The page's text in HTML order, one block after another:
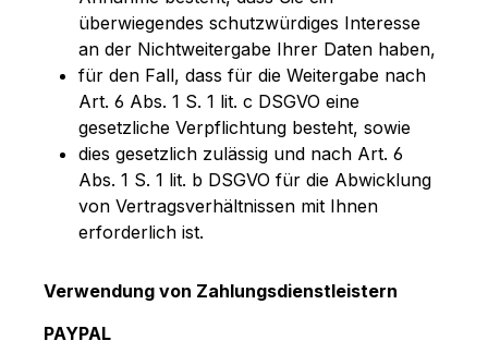
überwiegendes schutzwürdiges Interesse
an der Nichtweitergabe Ihrer Daten haben,
für den Fall, dass für die Weitergabe nach
Art. 6 Abs. 1 S. 1 lit. c DSGVO eine
gesetzliche Verpflichtung besteht, sowie
dies gesetzlich zulässig und nach Art. 6
Abs. 1 S. 1 lit. b DSGVO für die Abwicklung
von Vertragsverhältnissen mit Ihnen
erforderlich ist.
Verwendung von Zahlungsdienstleistern
PAYPAL